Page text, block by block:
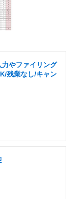
やファイリング
残業なし/キャン